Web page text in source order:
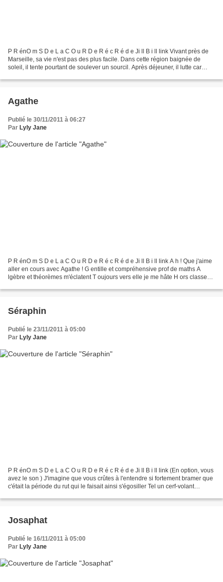
P R énO m S D e L a C O u R D e R é c R é d e Ji ll B i ll link Vivant près de
Marseille, sa vie n'est pas des plus facile. Dans cette région baignée de
soleil, il tente pourtant de soulever un sourcil. Après déjeuner, il lutte car
Agathe
Publié le 30/11/2011 à 06:27
Par Lyly Jane
P R énO m S D e L a C O u R D e R é c R é d e Ji ll B i ll link A h ! Que j'aime
aller en cours avec Agathe ! G entille et compréhensive prof de maths A
lgèbre et théorèmes m'éclatent T oujours vers elle je me hâte H ors classe
Séraphin
Publié le 23/11/2011 à 05:00
Par Lyly Jane
P R énO m S D e L a C O u R D e R é c R é d e Ji ll B i ll link (En option, vous
avez le son ) J'imagine que vous crûtes à l'entendre si fortement bramer que
c'était la période du rut qui le faisait ainsi s'égosiller Tel un cerf-volant
Josaphat
Publié le 16/11/2011 à 05:00
Par Lyly Jane